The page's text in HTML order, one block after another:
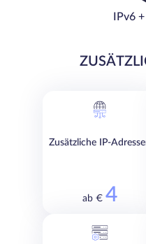
IPv6
Zusätzliche IP-
ab € 4